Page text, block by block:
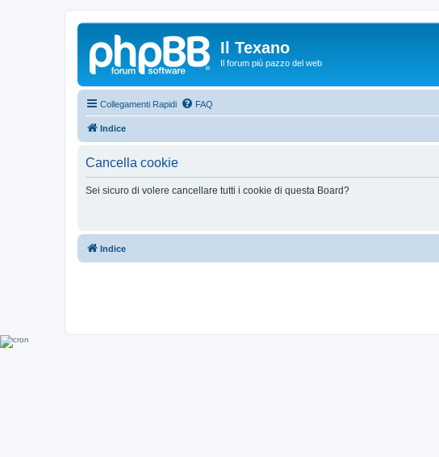
Il Texano
Il forum più pazzo del web
Collegamenti Rapidi FAQ
Indice
Cancella cookie
Sei sicuro di volere cancellare tutti i cookie di questa Board?
Indice